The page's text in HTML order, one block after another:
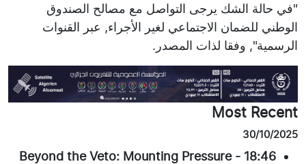
"في حالة الشك يرجى التواصل مع مصالح الصندوق
الوطني للضمان الاجتماعي لغير الأجراء, عبر القنوات
الرسمية", وفقا لذات المصدر.
Most Recent
30/10/2025
18:46
-
Beyond the Veto: Mounting Pressure